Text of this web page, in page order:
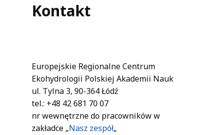
Kontakt
Europejskie Regionalne Centrum
Ekohydrologii Polskiej Akademii Nauk
ul. Tylna 3, 90-364 Łódź
tel.: +48 42 681 70 07
nr wewnętrzne do pracowników w
zakładce „Nasz zespół„